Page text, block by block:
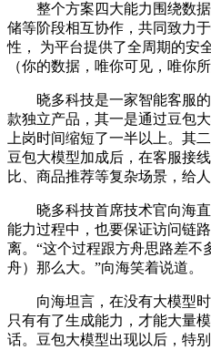
整个方案四大能力围绕数据
储等阶段相互协作，共同致力
性， 为平台提供了全周期的安
（你的数据，唯你可见，唯你
晓多科技是一家智能客服的
款独立产品，其一是通过豆包
上岗时间缩短了一半以上。其
豆包大模型加成后，在客服接
比、商品推荐等复杂场景，给
晓多科技首席技术官向海直
能力过程中，也要保证访问链
离。“这个过程跟方舟思路差不
舟）那么大。”向海笑着说道。
向海坦言，在没有大模型时
只有有了生成能力，才能大量
话。豆包大模型出现以后，特